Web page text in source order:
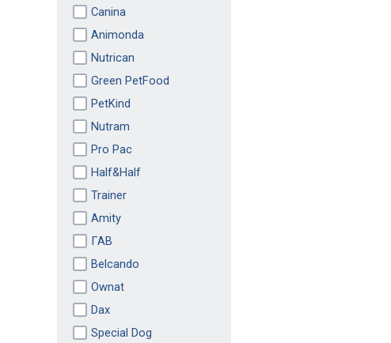
Canina
Animonda
Nutrican
Green PetFood
PetKind
Nutram
Pro Pac
Half&Half
Trainer
Amity
ГАВ
Belcando
Ownat
Dax
Special Dog